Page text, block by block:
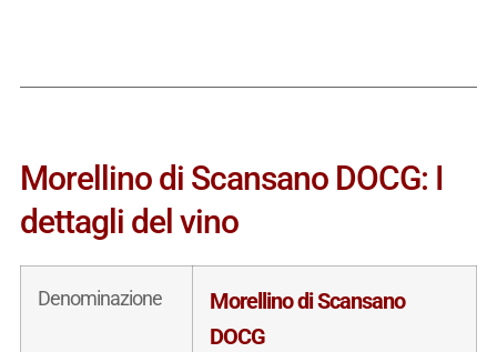
Morellino di Scansano DOCG: I
dettagli del vino
Denominazione
Morellino di Scansano
DOCG